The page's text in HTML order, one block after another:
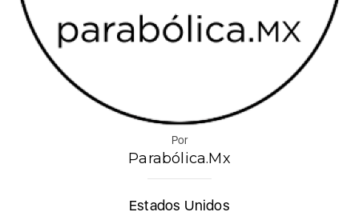
Por
Parabólica.Mx
Estados Unidos